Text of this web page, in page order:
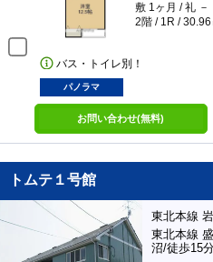
敷 1ヶ月 / 礼 －
2階 / 1R / 30.96
バス・トイレ別！
パノラマ
お問い合わせ(無料)
トムテ１号館
東北本線
東北本線
沼/徒歩15